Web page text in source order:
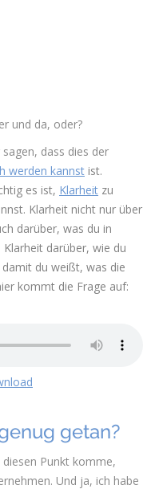
und da, oder?
dass dies der
werden kannst ist.
es ist, Klarheit zu
Klarheit nicht nur über
darüber, was du in
darüber, wie du
du weißt, was die
kommt die Frage auf:
getan?
Punkt komme,
Und ja, ich habe